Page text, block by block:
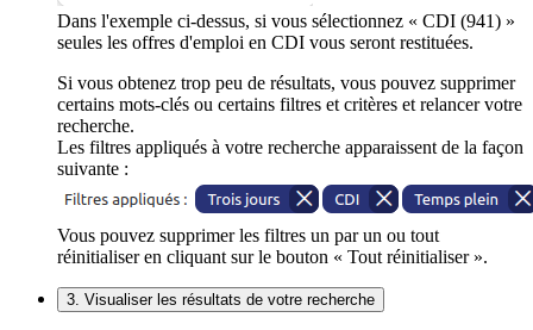
Dans l'exemple ci-dessus, si vous sélectionnez « CDI (941) »
seules les offres d'emploi en CDI vous seront restituées.
Si vous obtenez trop peu de résultats, vous pouvez supprimer
certains mots-clés ou certains filtres et critères et relancer votre
recherche.
Les filtres appliqués à votre recherche apparaissent de la façon
suivante :
Vous pouvez supprimer les filtres un par un ou tout
réinitialiser en cliquant sur le bouton « Tout réinitialiser ».
3. Visualiser les résultats de votre recherche